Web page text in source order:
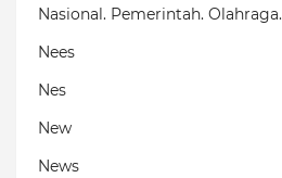
Nasional. Pemerintah. Olahraga.
Nees
Nes
New
News